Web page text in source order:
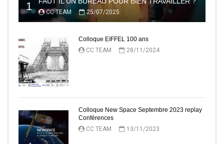
1 CC TEAM 25/07/2025
2
Colloque EIFFEL 100 ans
CC TEAM
28/11/2024
Colloque New Space Septembre 2023 replay
Conférences
CC TEAM
13/11/2023